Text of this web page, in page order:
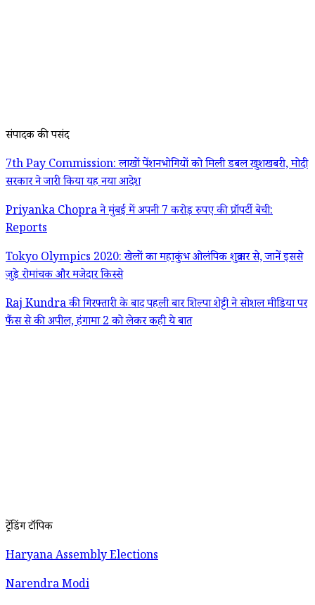
संपादक की पसंद
7th Pay Commission: लाखों पेंशनभोगियों को मिली डबल खुशखबरी, मोदी
सरकार ने जारी किया यह नया आदेश
Priyanka Chopra ने मुंबई में अपनी 7 करोड़ रुपए की प्रॉपर्टी बेची:
Reports
Tokyo Olympics 2020: खेलों का महाकुंभ ओलंपिक शुक्रवार से, जानें इससे
जुड़े रोमांचक और मजेदार किस्से
Raj Kundra की गिरफ्तारी के बाद पहली बार शिल्पा शेट्टी ने सोशल मीडिया पर
फैंस से की अपील, हंगामा 2 को लेकर कही ये बात
ट्रेंडिंग टॉपिक
Haryana Assembly Elections
Narendra Modi